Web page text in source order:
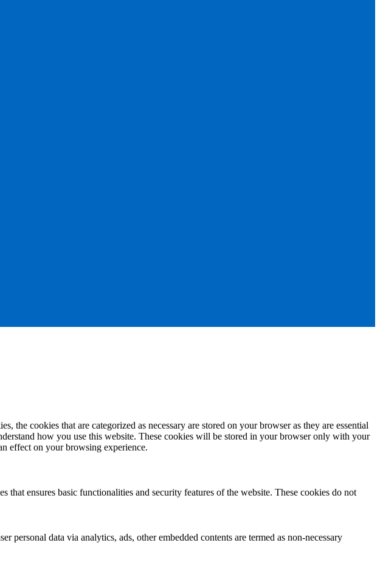
cookies that are categorized as necessary are stored on your browser as they are essential
how you use this website. These cookies will be stored in your browser only with your
effect on your browsing experience.
ensures basic functionalities and security features of the website. These cookies do not
data via analytics, ads, other embedded contents are termed as non-necessary